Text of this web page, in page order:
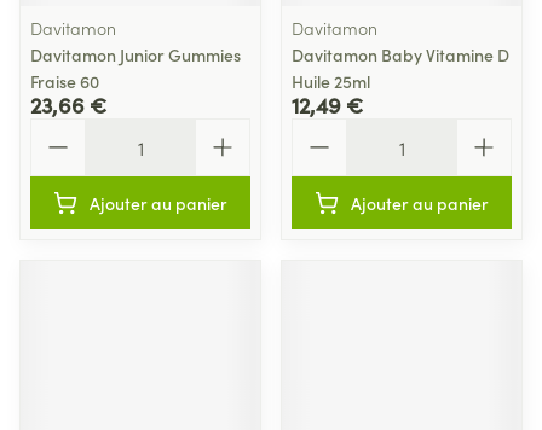
Davitamon
Davitamon Junior Gummies
Fraise 60
23,66 €
Ajouter au panier
Davitamon
Davitamon Baby Vitamine D
Huile 25ml
12,49 €
Ajouter au panier